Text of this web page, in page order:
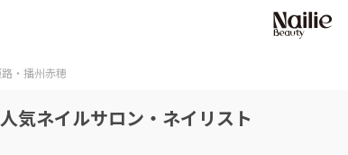
・播州赤穂
気ネイルサロン・ネイリスト